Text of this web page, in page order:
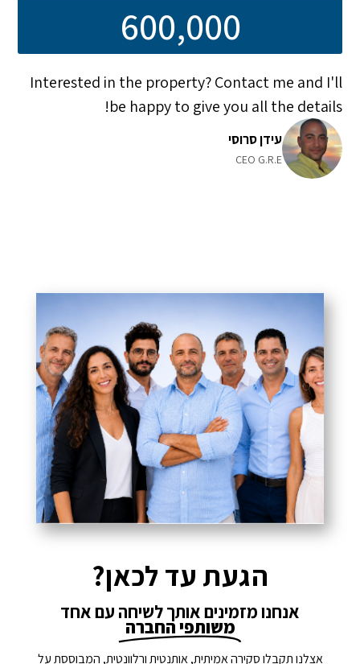
600,000
Interested in the property? Contact me and I'll
be happy to give you all the details!
עידן סרוסי
CEO G.R.E
הגעת עד לכאן?
אנחנו מזמינים אותך לשיחה עם אחד
משותפי החברה
אצלנו תקבלו סקירה אמיתית, אותנטית ורלוונטית, המבוססת על